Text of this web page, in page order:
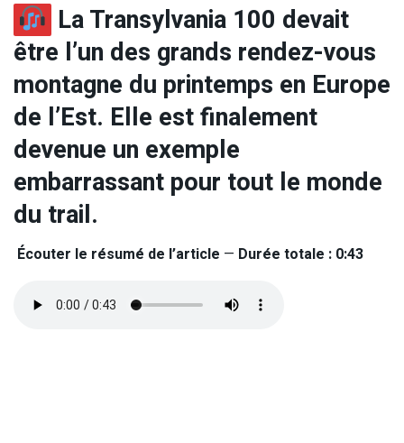
La Transylvania 100 devait
être l’un des grands rendez-vous
montagne du printemps en Europe
de l’Est. Elle est finalement
devenue un exemple
embarrassant pour tout le monde
du trail.
Écouter le résumé de l’article — Durée totale : 0:43